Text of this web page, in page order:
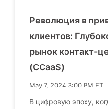
Революция в
клиентов:
рынок контакт-
(CCaaS)
May 7, 2024 3:00 PM ET
В цифровую эпоху,